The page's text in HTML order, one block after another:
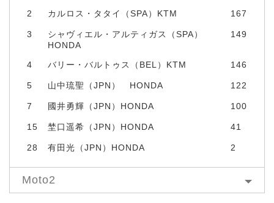
2 カルロス・タタイ（SPA）KTM 167
3
シャヴィエル・アルティガス（SPA）
HONDA
149
4 バリー・バルトゥス（BEL）KTM 146
5 山中琉聖（JPN） HONDA 122
7 國井勇輝（JPN）HONDA 100
15 埜口遥希（JPN）HONDA 41
28 有田光（JPN）HONDA 2
Moto2